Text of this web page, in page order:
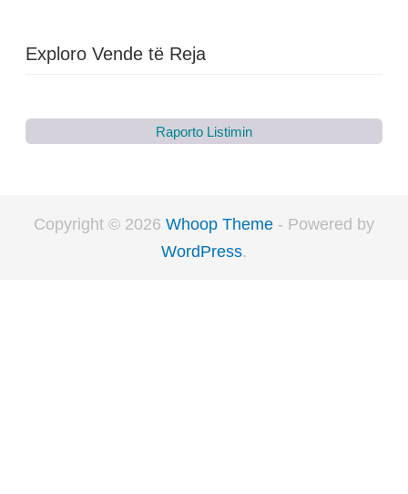
Exploro Vende të Reja
Raporto Listimin
Copyright © 2026 Whoop Theme - Powered by
WordPress.